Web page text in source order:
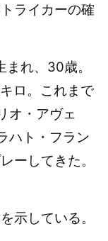
ライカーの確
れ、30歳。
ロ。これまで
オ・アヴェ
ハト・フラン
ーしてきた。
示している。